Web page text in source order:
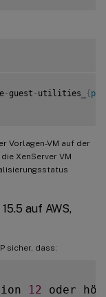
-guest - utilities_ {
Vorlagen-VM auf der
XenServer VM
auf AWS,
sicher, dass:
12
oder